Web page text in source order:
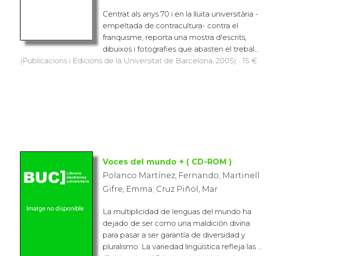
Centrat als anys 70 i en la lluita universitària -
empeltada de.contracultura- contra el
franquisme, reporta una mostra d'escrits,
dibuixos i fotografies que abasten el trebal...
(Publicacions i Edicions de la Universitat de Barcelona, 2005) · 15 €
Voces del mundo + ( CD-ROM )
Polanco Martínez, Fernando; Martinell
Gifre, Emma; Cruz Piñol, Mar
La multiplicidad de lenguas del mundo ha
dejado de ser como una maldición divina
para pasar a ser garantía de diversidad y
pluralismo. La variedad lingüística refleja las ...